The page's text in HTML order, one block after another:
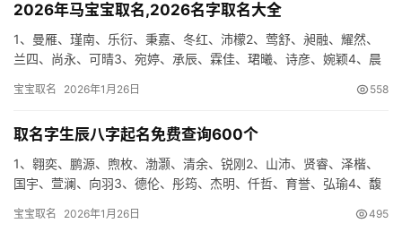
2026年马宝宝取名,2026名字取名大全
1、曼雁、瑾南、乐衍、秉嘉、冬红、沛檬2、莺舒、昶融、耀然、
兰四、尚永、可晴3、宛婷、承辰、霖佳、珺曦、诗彦、婉颖4、晨
…
宝宝取名 2026年1月26日 558
取名字生辰八字起名免费查询600个
1、翱奕、鹏源、煦枚、渤灏、清余、锐刚2、山沛、贤睿、泽楷、
国宇、萱澜、向羽3、德伦、彤筠、杰明、仟哲、育誉、弘瑜4、馥
…
宝宝取名 2026年1月26日 495